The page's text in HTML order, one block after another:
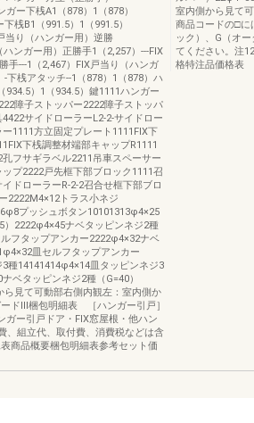
ガー下桟A1（878）1（878）
桟B1（991.5）1（991.5）
当り（ハンガー用）逆勝
ンガー用）正勝手1（2,257）---FIX
手---1（2,467）FIX戸当り（ハンガ
-下桟アタッチ--1（878）1（878）ハ
934.5）1（934.5）鍵1111ハンガー
障子ストッパー2222障子ストッパ
サイドローラーL2-2-サイドロー
1111方立固定プレート1111FIX下
下桟調整材端部キャップR1111
フサギラベル2211吊車スペーサー
プ2222戸先框下部ブロック1111召
ドローラーR-2-2召合せ框下部ブロ
2222M4×12トラス小ネジ
プッシュボタン10101313φ4×25
）2222φ4×45ナベタッピンネジ2種
ルフタップアンカー2222φ4×32ナベ
皿セルフタップアンカー
種14141414φ4×14皿タッピンネジ3
ベタッピンネジ2種（G=40）
ら見て可動部右側内観左：室内側か
ドⅢ梱包明細表 ［ハンガー引戸］
ガー引戸ドア・FIX窓屋根・他ハン
、組立代、取付費、消費税などは含
商品概要梱包明細表参考セット価
室内側から見て
商品コードの□に
ック）、G（オ
てください。注
格特注品価格表